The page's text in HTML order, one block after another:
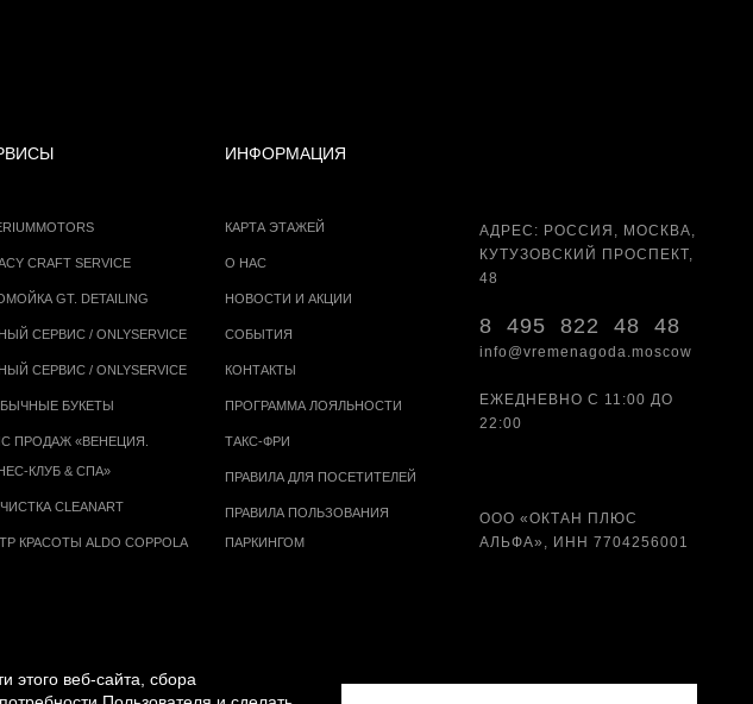
CRAFT SERVICE
GT. DETAILING
СЕРВИС / ONLYSERVICE
СЕРВИС / ONLYSERVICE
БУКЕТЫ
ПРОДАЖ «ВЕНЕЦИЯ.
КЛУБ & СПА»
CLEANART
КРАСОТЫ ALDO COPPOLA
ИНФОРМАЦИЯ
КАРТА ЭТАЖЕЙ
О НАС
НОВОСТИ И АКЦИИ
СОБЫТИЯ
КОНТАКТЫ
ПРОГРАММА ЛОЯЛЬНОСТИ
ТАКС-ФРИ
ПРАВИЛА ДЛЯ ПОСЕТИТЕЛЕЙ
ПРАВИЛА ПОЛЬЗОВАНИЯ
ПАРКИНГОМ
АДРЕС: РОССИЯ, МОСКВА,
КУТУЗОВСКИЙ ПРОСПЕКТ,
48
8 495 822 48 48
info@vremenagoda.moscow
ЕЖЕДНЕВНО С 11:00 ДО
22:00
ООО «ОКТАН ПЛЮС
АЛЬФА», ИНН 7704256001
веб-сайта, сбора